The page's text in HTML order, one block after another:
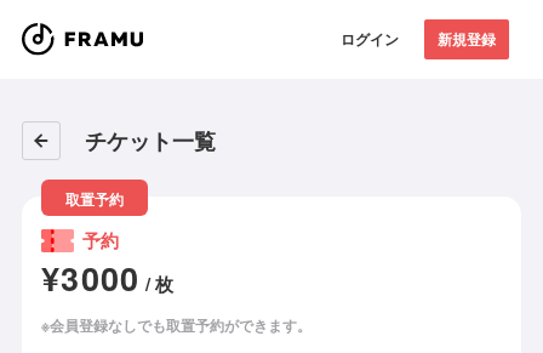
ログイン 新規登録
チケット一覧
取置予約
予約
¥3000 / 枚
※会員登録なしでも取置予約ができます。